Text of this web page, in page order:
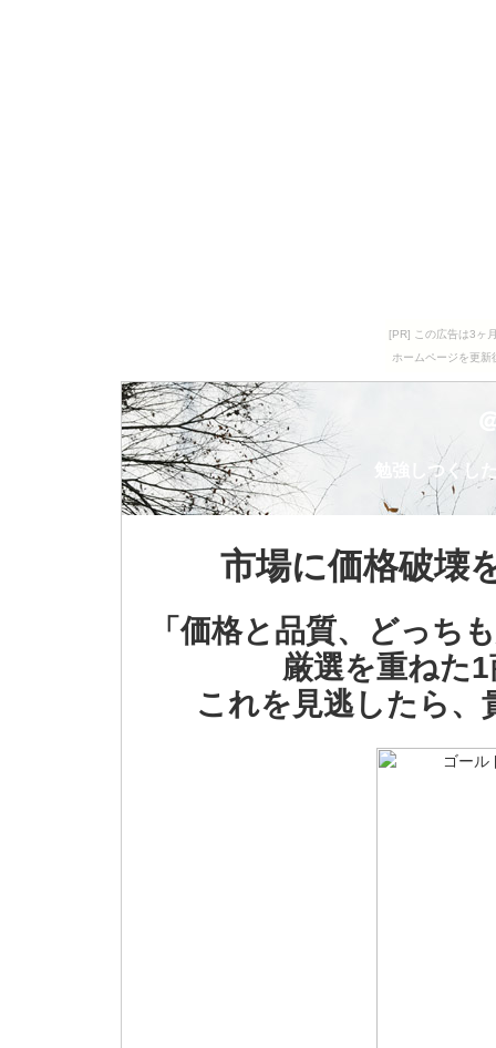
[PR] この広告は3ヶ
ホームページを更
勉強しつくし
市場に価格破壊
「価格と品質、どっち
厳選を重ねた
これを見逃したら、